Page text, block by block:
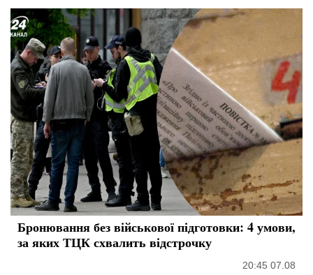
Бронювання без військової підготовки: 4 умови,
за яких ТЦК схвалить відстрочку
20:45 07.08